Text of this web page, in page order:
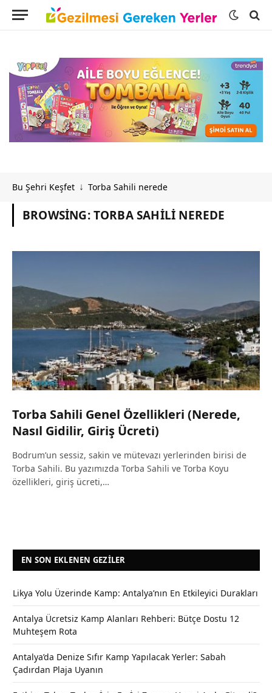
Bu Şehri Keşfet ↓ Torba Sahili nerede
BROWSING:TORBA SAHILI NEREDE
Torba Sahili Genel Özellikleri (Nerede,
Nasıl Gidilir, Giriş Ücreti)
Bodrum’un sessiz, sakin ve mütevazı yerlerinden birisi de
Torba Sahili. Bu yazımızda Torba Sahili ve Torba Koyu
özellikleri, giriş ücreti,…
EN SON EKLENEN GEZILER
Likya Yolu Üzerinde Kamp: Antalya’nın En Etkileyici Durakları
Antalya Ücretsiz Kamp Alanları Rehberi: Bütçe Dostu 12
Muhteşem Rota
Antalya’da Denize Sıfır Kamp Yapılacak Yerler: Sabah
Çadırdan Plaja Uyanın